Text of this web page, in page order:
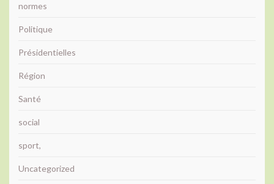
normes
Politique
Présidentielles
Région
Santé
social
sport,
Uncategorized